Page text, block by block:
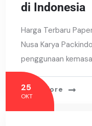
di Indonesia
Harga Terbaru
Nusa Karya
penggunaan
Read More
25
OKT